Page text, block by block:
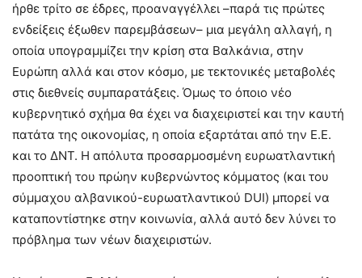
ήρθε τρίτο σε έδρες, προαναγγέλλει –παρά τις πρώτες
ενδείξεις έξωθεν παρεμβάσεων– μια μεγάλη αλλαγή, η
οποία υπογραμμίζει την κρίση στα Βαλκάνια, στην
Ευρώπη αλλά και στον κόσμο, με τεκτονικές μεταβολές
στις διεθνείς συμπαρατάξεις. Όμως το όποιο νέο
κυβερνητικό σχήμα θα έχει να διαχειριστεί και την καυτή
πατάτα της οικονομίας, η οποία εξαρτάται από την Ε.Ε.
και το ΔΝΤ. Η απόλυτα προσαρμοσμένη ευρωατλαντική
προοπτική του πρώην κυβερνώντος κόμματος (και του
σύμμαχου αλβανικού-ευρωατλαντικού DUI) μπορεί να
καταποντίστηκε στην κοινωνία, αλλά αυτό δεν λύνει το
πρόβλημα των νέων διαχειριστών.